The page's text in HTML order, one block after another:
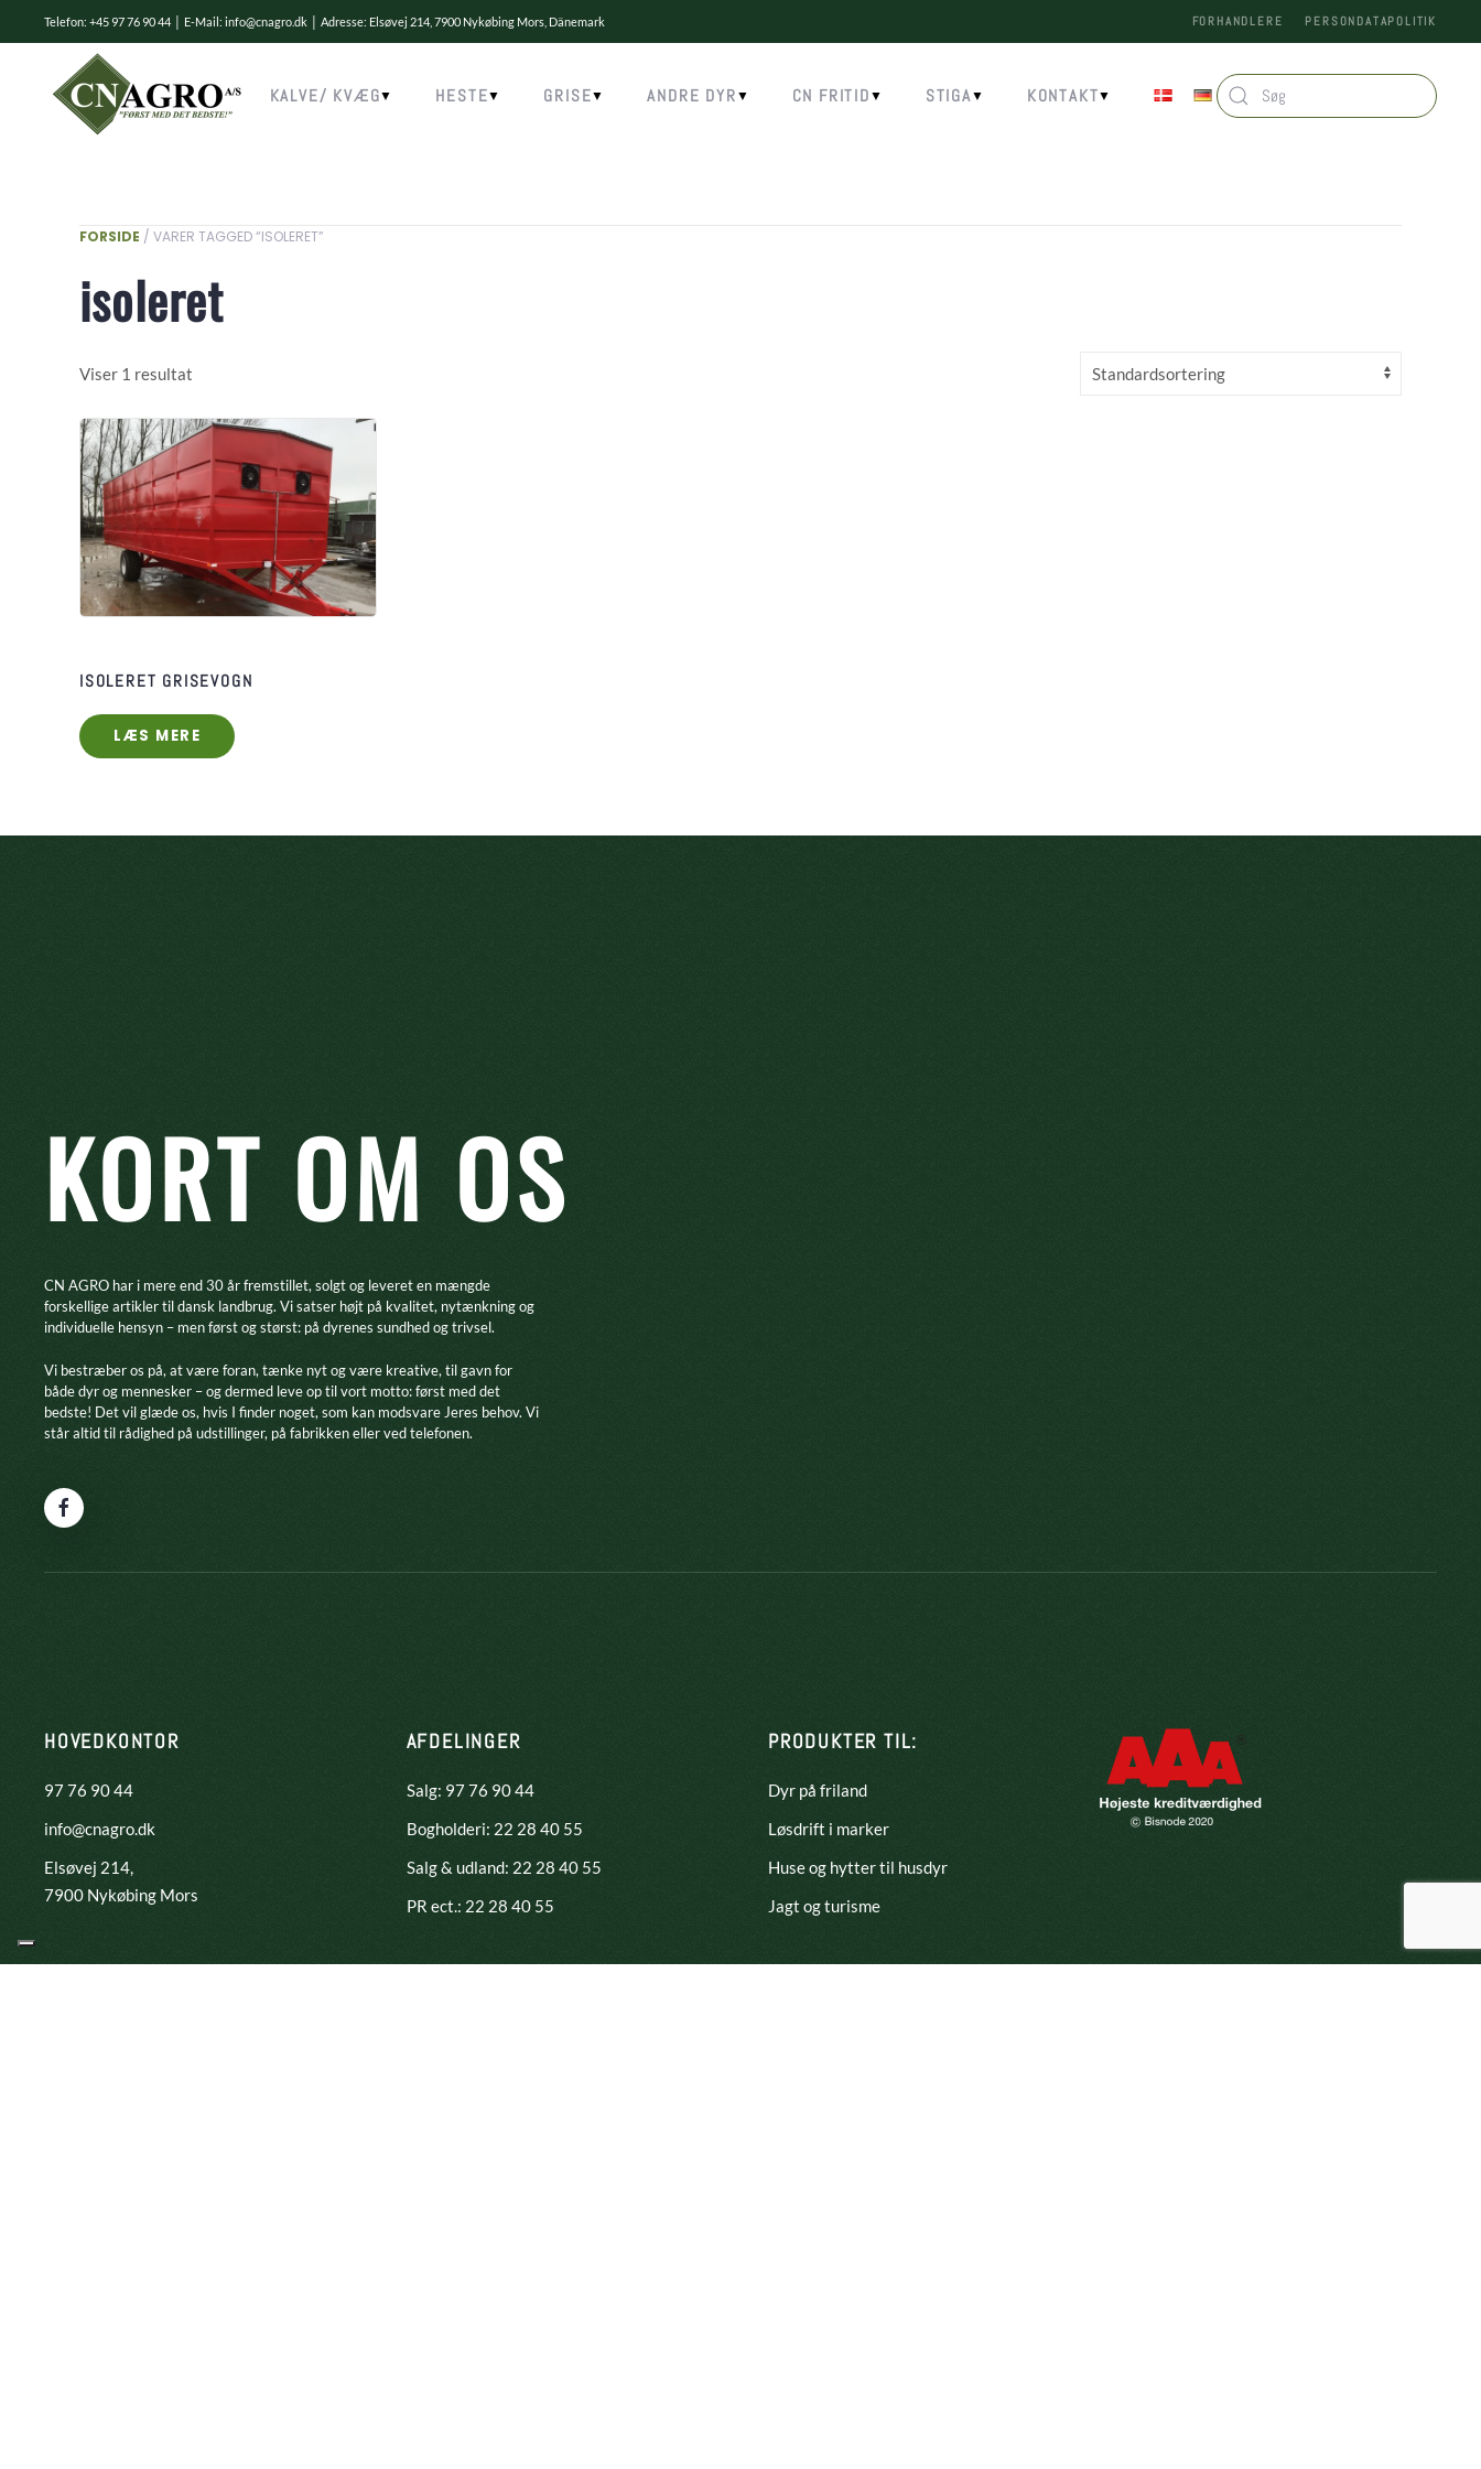
Skip to main content
Telefon: +45 97 76 90 44 │ E-Mail: info@cnagro.dk │ Adresse: Elsøvej 214, 7900 Nykøbing Mors, Dänemark FORHANDLERE PERSONDATAPOLITIK
KALVE/ KVÆG HESTE GRISE ANDRE DYR CN FRITID STIGA KONTAKT
FORSIDE / VARER TAGGED “ISOLERET”
isoleret
Viser 1 resultat
ISOLERET GRISEVOGN
LÆS MERE
KORT OM OS
CN AGRO har i mere end 30 år fremstillet, solgt og leveret en mængde
forskellige artikler til dansk landbrug. Vi satser højt på kvalitet, nytænkning og
individuelle hensyn – men først og størst: på dyrenes sundhed og trivsel.
​Vi bestræber os på, at være foran, tænke nyt og være kreative, til gavn for
både dyr og mennesker – og dermed leve op til vort motto: først med det
bedste! Det vil glæde os, hvis I finder noget, som kan modsvare Jeres behov. Vi
står altid til rådighed på udstillinger, på fabrikken eller ved telefonen.
HOVEDKONTOR
97 76 90 44
info@cnagro.dk
Elsøvej 214,
​7900 Nykøbing Mors
AFDELINGER
Salg: 97 76 90 44
Bogholderi: 22 28 40 55
Salg & udland: 22 28 40 55
PR ect.: 22 28 40 55
PRODUKTER TIL:
Dyr på friland
Løsdrift i marker
Huse og hytter til husdyr
Jagt og turisme